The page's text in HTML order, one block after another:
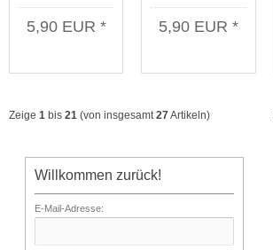
Gute Reise
Transparent
5,90 EUR *
Aufkleber
Gewalttäter
Stück
5,90 EUR *
Zeige 1 bis 21 (von insgesamt27Artikeln)
Willkommen zurück!
E-Mail-Adresse: